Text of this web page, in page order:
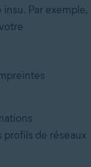
Par exemple,
de réseaux